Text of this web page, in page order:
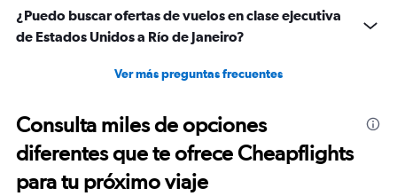
¿Puedo buscar ofertas de vuelos en clase ejecutiva
de Estados Unidos a Río de Janeiro?
Ver más preguntas frecuentes
Consulta miles de opciones
diferentes que te ofrece Cheapflights
para tu próximo viaje